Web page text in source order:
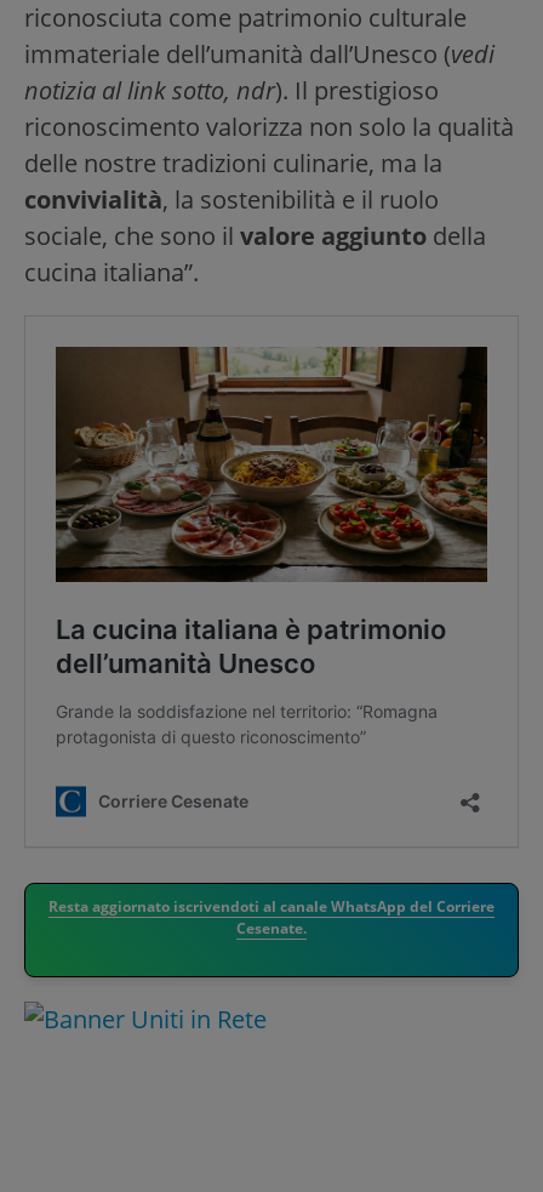
riconosciuta come patrimonio culturale
immateriale dell’umanità dall’Unesco (vedi
notizia al link sotto, ndr). Il prestigioso
riconoscimento valorizza non solo la qualità
delle nostre tradizioni culinarie, ma la
convivialità, la sostenibilità e il ruolo
sociale, che sono il valore aggiunto della
cucina italiana”.
Resta aggiornato iscrivendoti al canale WhatsApp del Corriere
Cesenate.